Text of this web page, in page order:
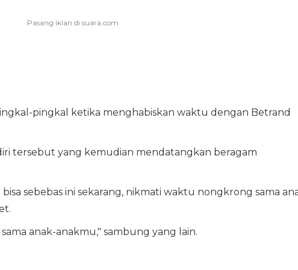
pingkal ketika menghabiskan waktu dengan Betrand
tersebut yang kemudian mendatangkan beragam
sebebas ini sekarang, nikmati waktu nongkrong sama
anak-anakmu," sambung yang lain.